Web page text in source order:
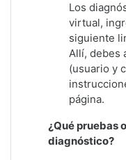
Los
virtual,
siguiente
Allí, debes
(usuario y
página.
¿Qué pruebas
diagnóstico?